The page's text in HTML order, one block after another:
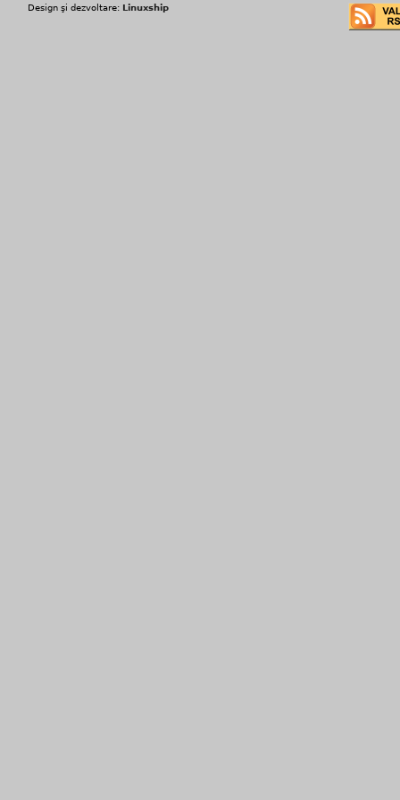
Design şi dezvoltare: Linuxship